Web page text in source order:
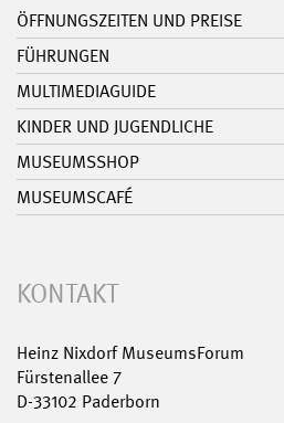
ÖFFNUNGSZEITEN UND PREISE
FÜHRUNGEN
MULTIMEDIAGUIDE
KINDER UND JUGENDLICHE
MUSEUMSSHOP
MUSEUMSCAFÉ
KONTAKT
Heinz Nixdorf MuseumsForum
Fürstenallee 7
D-33102 Paderborn